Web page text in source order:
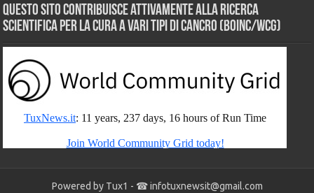
Questo sito contribuisce attivamente alla ricerca
scientifica per la cura a vari tipi di Cancro (BOINC/WCG)
Powered by Tux1 - ☎infotuxnewsit@gmail.com